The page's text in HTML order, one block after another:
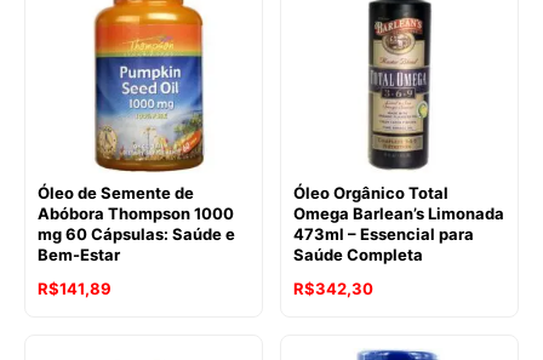
Óleo de Semente de
Abóbora Thompson 1000
mg 60 Cápsulas: Saúde e
Bem-Estar
R$141,89
Óleo Orgânico Total
Omega Barlean’s Limonada
473ml – Essencial para
Saúde Completa
R$342,30